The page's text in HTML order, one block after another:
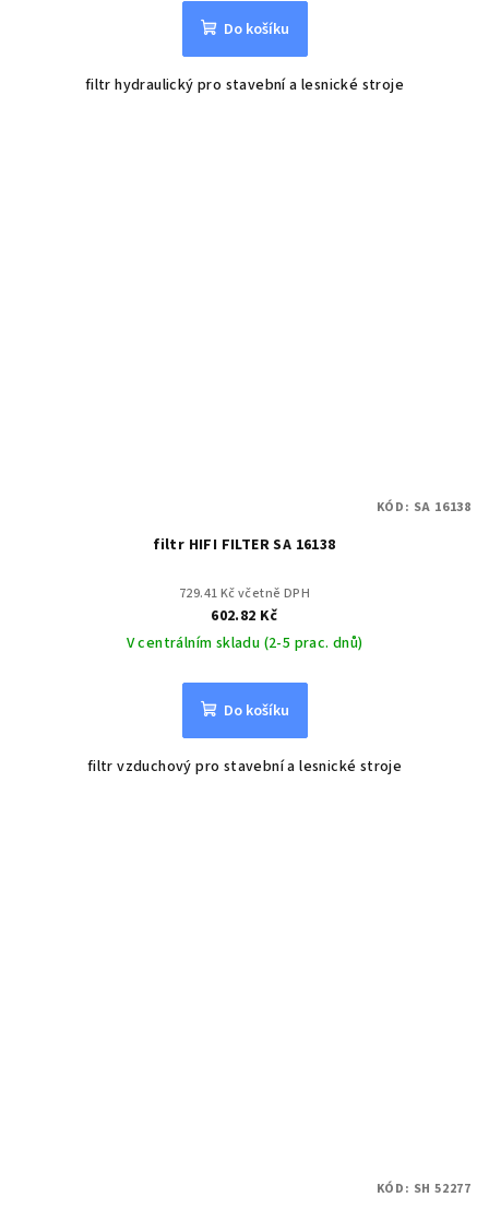
Do košíku
filtr hydraulický pro stavební a lesnické stroje
filtr HIFI FILTER SA 16138
729.41 Kč včetně DPH
602.82 Kč
V centrálním skladu (2-5 prac. dnů)
Do košíku
filtr vzduchový pro stavební a lesnické stroje
KÓD: SA 16138
KÓD: SH 52277